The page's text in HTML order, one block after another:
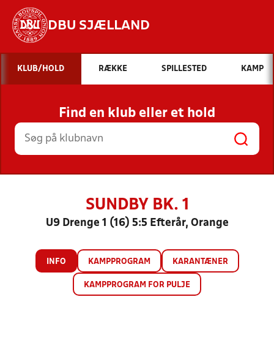
DBU SJÆLLAND
Hvad vil du søge efter?
INDHOLD OG NYHEDER
STILLINGER, RESULTATER, KLUBBER OG
HOLD
KLUB/HOLD RÆKKE SPILLESTED KAMP
Find en klub eller et hold
SUNDBY BK. 1
U9 Drenge 1 (16) 5:5 Efterår, Orange
INFO KAMPPROGRAM KARANTÆNER
KAMPPROGRAM FOR PULJE